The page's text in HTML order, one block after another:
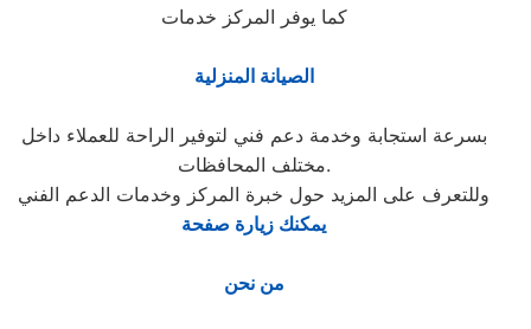
كما يوفر المركز خدمات
الصيانة المنزلية
بسرعة استجابة وخدمة دعم فني لتوفير الراحة للعملاء داخل
مختلف المحافظات.
وللتعرف على المزيد حول خبرة المركز وخدمات الدعم الفني
يمكنك زيارة صفحة
من نحن